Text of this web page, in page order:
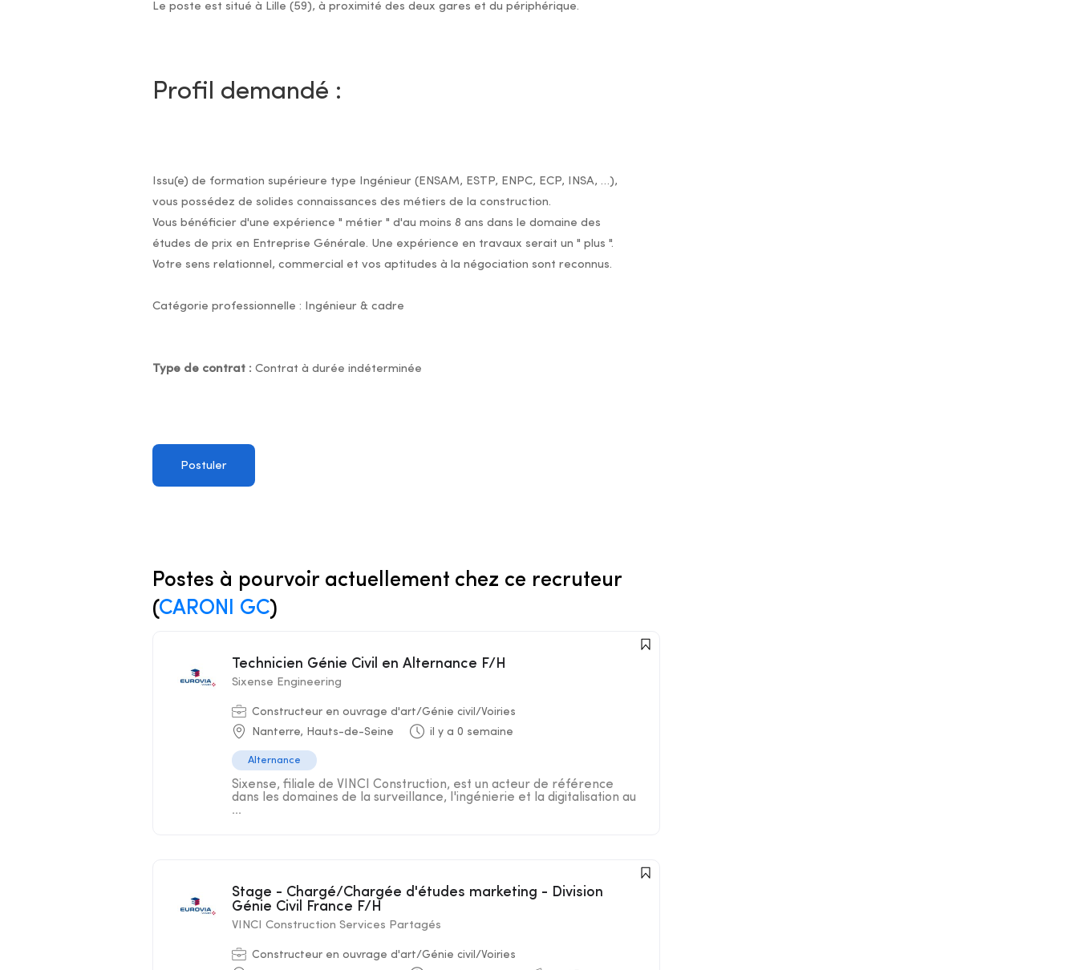
Le poste est situé à Lille (59), à proximité des deux gares et du périphérique.
Profil demandé :
Issu(e) de formation supérieure type Ingénieur (ENSAM, ESTP, ENPC, ECP, INSA, …),
vous possédez de solides connaissances des métiers de la construction.
Vous bénéficier d'une expérience " métier " d'au moins 8 ans dans le domaine des
études de prix en Entreprise Générale. Une expérience en travaux serait un " plus ".
Votre sens relationnel, commercial et vos aptitudes à la négociation sont reconnus.
Catégorie professionnelle : Ingénieur & cadre
Type de contrat : Contrat à durée indéterminée
Postuler
Postes à pourvoir actuellement chez ce recruteur
(CARONI GC)
Technicien Génie Civil en Alternance F/H
Sixense Engineering
Constructeur en ouvrage d'art/Génie civil/Voiries
Nanterre, Hauts-de-Seine
il y a 0 semaine
Alternance
Sixense, filiale de VINCI Construction, est un acteur de référence
dans les domaines de la surveillance, l'ingénierie et la digitalisation au
...
Stage - Chargé/Chargée d'études marketing - Division
Génie Civil France F/H
VINCI Construction Services Partagés
Constructeur en ouvrage d'art/Génie civil/Voiries